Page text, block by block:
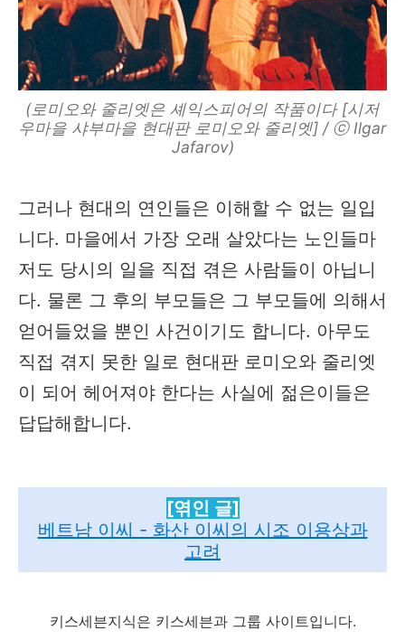
(로미오와 줄리엣은 셰익스피어의 작품이다 [시저
우마을 샤부마을 현대판 로미오와 줄리엣] / ⓒ Ilgar
Jafarov)
그러나 현대의 연인들은 이해할 수 없는 일입
니다. 마을에서 가장 오래 살았다는 노인들마
저도 당시의 일을 직접 겪은 사람들이 아닙니
다. 물론 그 후의 부모들은 그 부모들에 의해서
얻어들었을 뿐인 사건이기도 합니다. 아무도
직접 겪지 못한 일로 현대판 로미오와 줄리엣
이 되어 헤어져야 한다는 사실에 젊은이들은
답답해합니다.
[엮인 글]
베트남 이씨 - 화산 이씨의 시조 이용상과
고려
키스세븐지식은 키스세븐과 그룹 사이트입니다.